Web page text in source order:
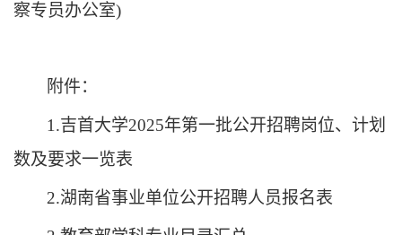
察专员办公室)
附件：
1.吉首大学2025年第一批公开招聘岗位、计划
数及要求一览表
2.湖南省事业单位公开招聘人员报名表